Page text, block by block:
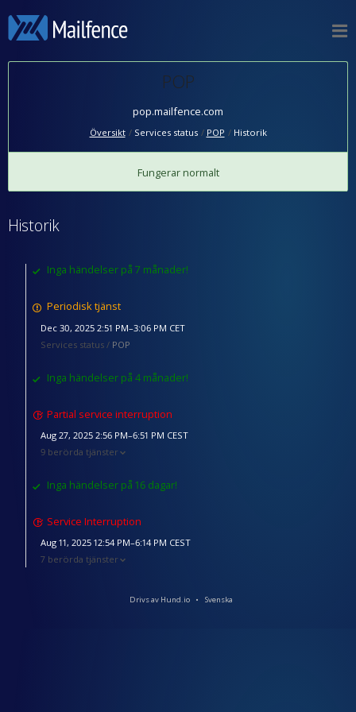
POP
pop.mailfence.com
Översikt Services status POP Historik
Fungerar normalt
Historik
Inga händelser på 7 månader!
Periodisk tjänst
Dec 30, 2025 2:51 PM–3:06 PM CET
Services status / POP
Inga händelser på 4 månader!
Partial service interruption
Aug 27, 2025 2:56 PM–6:51 PM CEST
9 berörda tjänster
Inga händelser på 16 dagar!
Service Interruption
Aug 11, 2025 12:54 PM–6:14 PM CEST
7 berörda tjänster
Drivs av Hund.io Svenska